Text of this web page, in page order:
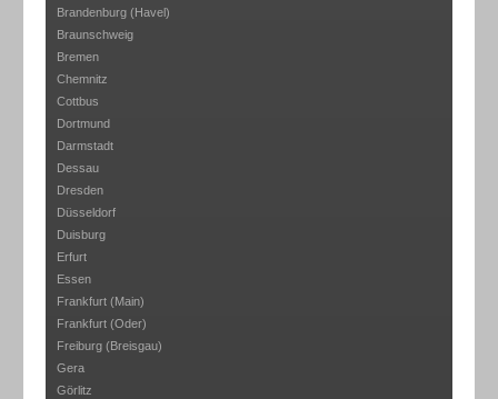
Brandenburg (Havel)
Braunschweig
Bremen
Chemnitz
Cottbus
Dortmund
Darmstadt
Dessau
Dresden
Düsseldorf
Duisburg
Erfurt
Essen
Frankfurt (Main)
Frankfurt (Oder)
Freiburg (Breisgau)
Gera
Görlitz